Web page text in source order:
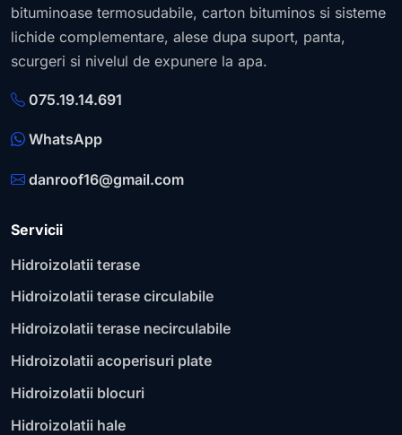
bituminoase termosudabile, carton bituminos si sisteme
lichide complementare, alese dupa suport, panta,
scurgeri si nivelul de expunere la apa.
075.19.14.691
WhatsApp
danroof16@gmail.com
Servicii
Hidroizolatii terase
Hidroizolatii terase circulabile
Hidroizolatii terase necirculabile
Hidroizolatii acoperisuri plate
Hidroizolatii blocuri
Hidroizolatii hale